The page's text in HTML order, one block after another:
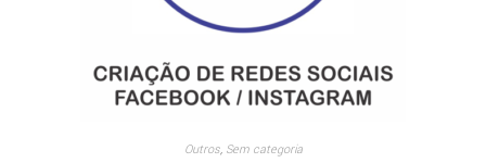
Outros, Sem categoria